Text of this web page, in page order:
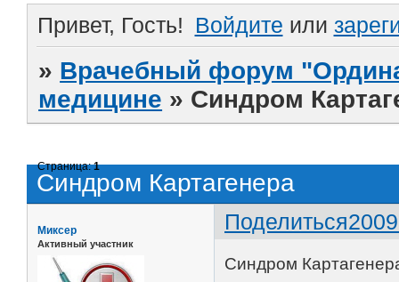
Привет, Гость! Войдите или
» Врачебный форум
медицине » Синдром
Синдром Картагенера
Страница:1
Поделиться
Миксер
Активный участник
Синдром